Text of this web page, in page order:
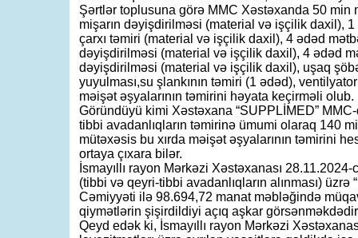
Şərtlər toplusuna görə MMC Xəstəxanda 50 min
mişarın dəyişdirilməsi (material və işçilik daxil),
çarxı təmiri (material və işçilik daxil), 4 ədəd
dəyişdirilməsi (material və işçilik daxil), 4 ədəd
dəyişdirilməsi (material və işçilik daxil), uşaq
yuyulması,su şlankının təmiri (1 ədəd),
məişət əşyalarının təmirini həyata keçirməli olub.
Göründüyü kimi Xəstəxana “SUPPLİMED”
tibbi avadanlıqların təmirinə ümumi olaraq 140
mütəxəsis bu xırda məişət əşyalarının təmirini
ortaya çıxara bilər.
İsmayıllı rayon Mərkəzi Xəstəxanası 28.11.2024-
(tibbi və qeyri-tibbi avadanlıqların alınması)
Cəmiyyəti ilə 98.694,72 manat məbləğində
qiymətlərin şişirdildiyi açıq aşkar
Qeyd edək ki, İsmayıllı rayon Mərkəzi